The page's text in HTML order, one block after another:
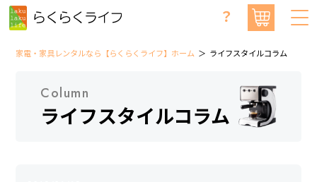
？
家電・家具レンタルなら【らくらくライフ】ホーム ライフスタイルコラム
Column
ライフスタイルコラム